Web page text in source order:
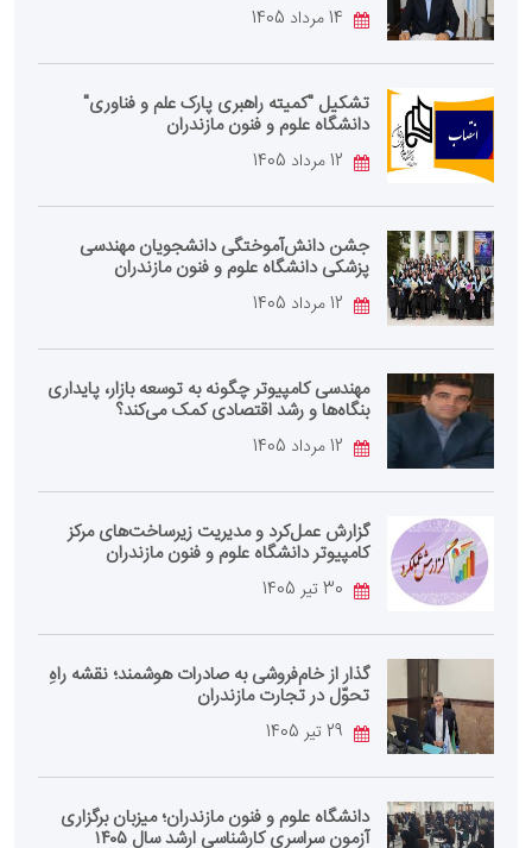
تشکیل "کمیته راهبری پارک علم و فناوری"
دانشگاه علوم و فنون مازندران
جشن دانش‌آموختگی دانشجویان مهندسی
پزشکی دانشگاه علوم و فنون مازندران
مهندسی کامپیوتر چگونه به توسعه بازار، پایداری
بنگاه‌ها و رشد اقتصادی کمک می‌کند؟
گزارش عمل‌کرد و مدیریت زیرساخت‌های مرکز
کامپیوتر دانشگاه علوم و فنون مازندران
گذار از خام‌فروشی به صادرات هوشمند؛ نقشه راهِ
تحوّل در تجارت مازندران
دانشگاه علوم و فنون مازندران؛ میزبان برگزاری
آزمون سراسری کارشناسی‌ ارشد سال ۱۴۰۵